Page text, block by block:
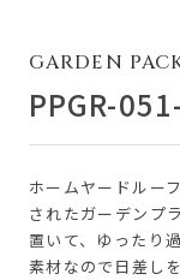
GARDEN
PPGR-
ホームヤードルー
されたガーデンプ
置いて、ゆったり
素材なので日差し